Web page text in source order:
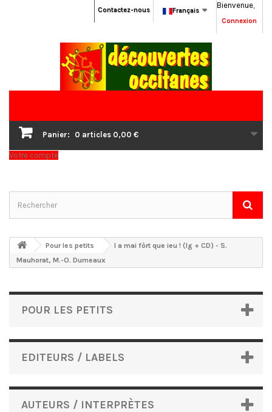
Bienvenue,
Connexion
Français
Contactez-nous
Panier: 0 articles 0,00 €
Votre compte
Pour les petits
I a mai fòrt que ieu ! (lg + CD) - S.
Mauhorat, M.-O. Dumeaux
POUR LES PETITS
EDITEURS / LABELS
AUTEURS / INTERPRÈTES